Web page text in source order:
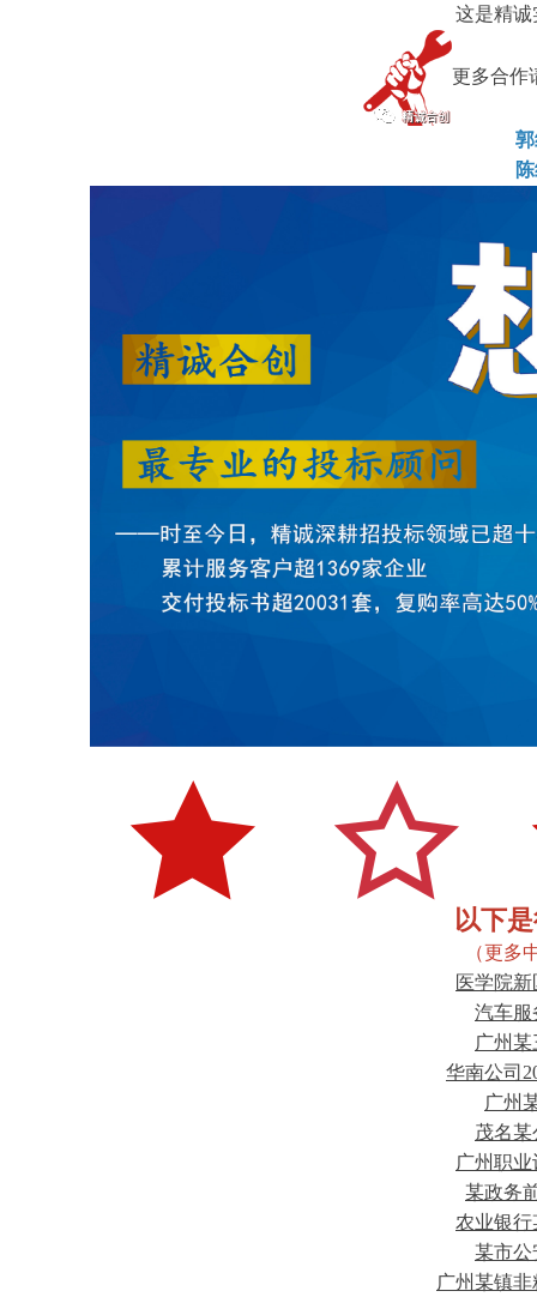
这是精诚
更多合作
郭
以下
（更多
医学院
汽车服
广州
华南公司
广州
茂名
广州职
某政务
农业银行
某市
广州某镇